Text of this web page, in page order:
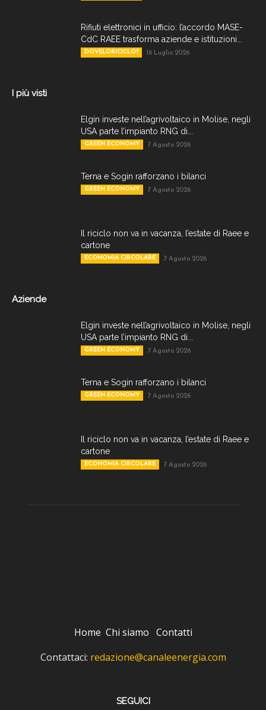
Rifiuti elettronici in ufficio: l’accordo MASE-
CdC RAEE trasforma aziende e istituzioni...
DOVELORICICLO? 16 Luglio 2026
I più visti
Elgin investe nell’agrivoltaico in Molise, negli
USA parte l’impianto RNG di...
GREEN ECONOMY 7 Agosto 2026
Terna e Sogin rafforzano i bilanci
GREEN ECONOMY 7 Agosto 2026
Il riciclo non va in vacanza, l’estate di Raee e
cartone
ECONOMIA CIRCOLARE 7 Agosto 2026
Aziende
Elgin investe nell’agrivoltaico in Molise, negli
USA parte l’impianto RNG di...
GREEN ECONOMY 7 Agosto 2026
Terna e Sogin rafforzano i bilanci
GREEN ECONOMY 7 Agosto 2026
Il riciclo non va in vacanza, l’estate di Raee e
cartone
ECONOMIA CIRCOLARE 7 Agosto 2026
Home Chi siamo Contatti
Contattaci: redazione@canaleenergia.com
SEGUICI